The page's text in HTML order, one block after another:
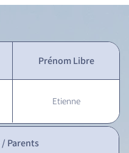
Prénom Libre
Etienne
/ Parents